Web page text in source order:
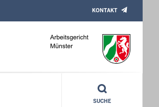
KONTAKT
SUCHE